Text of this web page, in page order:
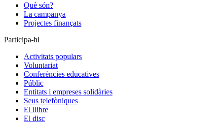
Què són?
La campanya
Projectes finançats
Participa-hi
Activitats populars
Voluntariat
Conferències educatives
Públic
Entitats i empreses solidàries
Seus telefòniques
El llibre
El disc